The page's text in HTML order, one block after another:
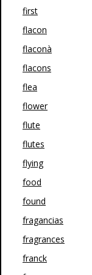
first
flacon
flaconà
flacons
flea
flower
flute
flutes
flying
food
found
fragancias
fragrances
franck